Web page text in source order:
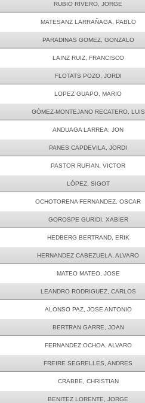
RUBIO RIVERO, JORGE
MATESANZ LARRAÑAGA, PABLO
PARADINAS GOMEZ, GONZALO
LAINZ RUIZ, FRANCISCO
FLOTATS POZO, JORDI
LOPEZ GUAPO, MARIO
GÓMEZ-MONTEJANO RECATERO, LUIS
ANDUAGA LARREA, JON
PANES CAPDEVILA, JORDI
PASTOR RUFIAN, VICTOR
LÓPEZ, SIGOT
OCHOTORENA FERNANDEZ, OSCAR
GOROSPE GURIDI, XABIER
HEDBERG BERTRAND, ERIK
HERNANDEZ CABEZUELA, ALVARO
MATEO MATEO, JOSE
LEANDRO RODRIGUEZ, CARLOS
ALONSO PAZ, JOSE ANTONIO
BERTRAN GARRE, JOAN
FERNANDEZ OCHOA, ALVARO
FREIRE SEGRELLES, ANDRES
CRABBE, CHRISTIAN
BENITEZ LORENTE, JORGE